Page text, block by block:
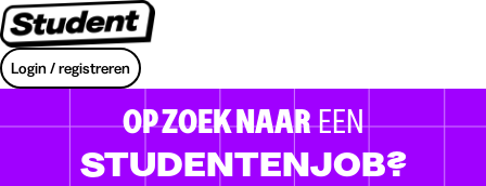
Login / registreren
OP ZOEK NAAREEN
STUDENTENJOB?